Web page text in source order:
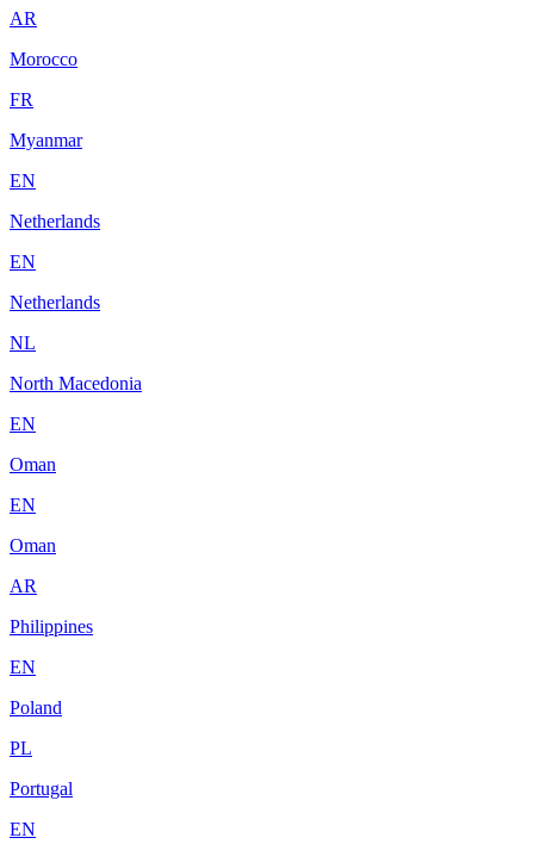
AR
Morocco
FR
Myanmar
EN
Netherlands
EN
Netherlands
NL
North Macedonia
EN
Oman
EN
Oman
AR
Philippines
EN
Poland
PL
Portugal
EN